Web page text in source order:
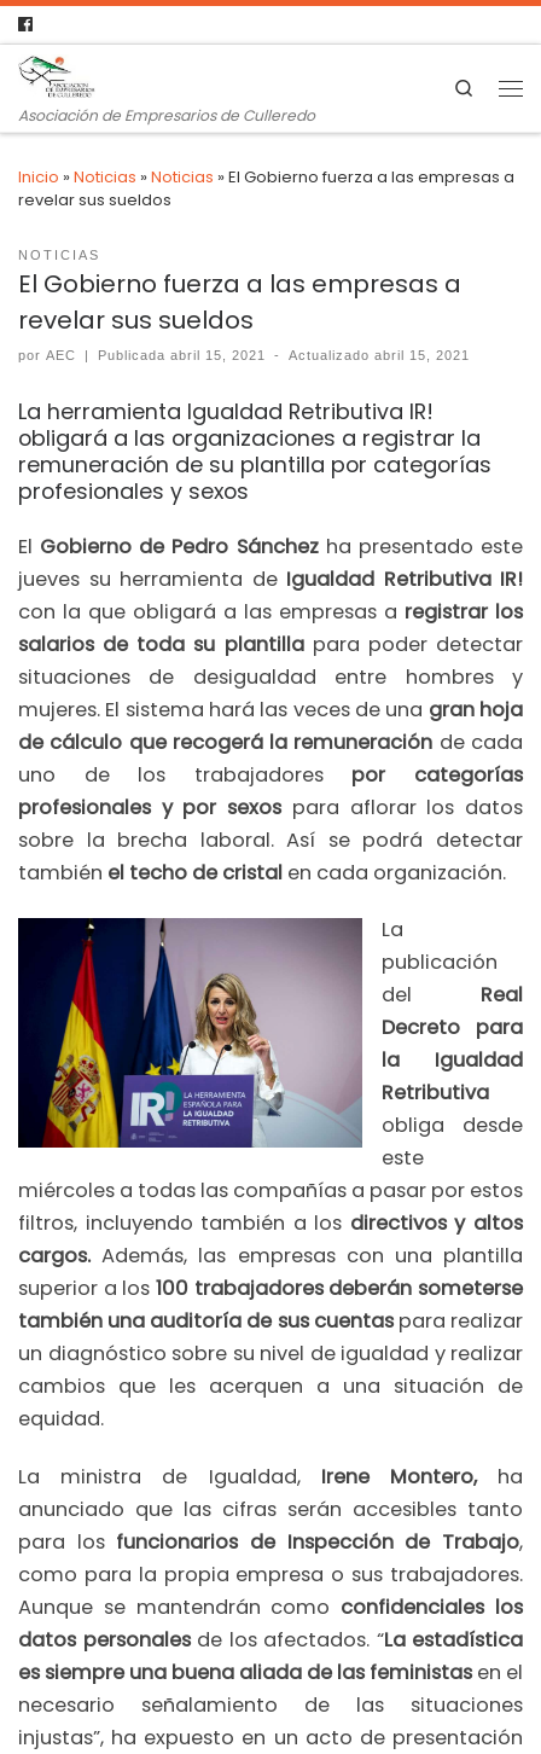
Asociación de Empresarios de Culleredo
Search
Inicio »Noticias »Noticias »El Gobierno fuerza a las empresas a
revelar sus sueldos
NOTICIAS
El Gobierno fuerza a las empresas a
revelar sus sueldos
por AEC | Publicadaabril 15, 2021 - Actualizadoabril 15, 2021
La herramienta Igualdad Retributiva IR!
obligará a las organizaciones a registrar la
remuneración de su plantilla por categorías
profesionales y sexos
El Gobierno de Pedro Sánchezha presentado este
jueves su herramienta de Igualdad Retributiva IR!
con la que obligará a las empresas a registrar los
salarios de toda su plantillapara poder detectar
situaciones de desigualdad entre hombres y
mujeres. El sistema hará las veces de una gran hoja
de cálculo que recogerá la remuneración de cada
uno de los trabajadores por categorías
profesionales y por sexos para aflorar los datos
sobre la brecha laboral. Así se podrá detectar
también el techo de cristal en cada organización.
La
publicación
del Real
Decreto para
la Igualdad
Retributiva
obliga desde
este
miércoles a todas las compañías a pasar por estos
filtros, incluyendo también a los directivos y altos
cargos. Además, las empresas con una plantilla
superior a los 100 trabajadores deberán someterse
también una auditoría de sus cuentaspara realizar
un diagnóstico sobre su nivel de igualdad y realizar
cambios que les acerquen a una situación de
equidad.
La ministra de Igualdad, Irene Montero,ha
anunciado que las cifras serán accesibles tanto
para los funcionarios de Inspección de Trabajo,
como para la propia empresa o sus trabajadores.
Aunque se mantendrán como confidenciales los
datos personalesde los afectados. “La estadística
es siempre una buena aliada de las feministas en el
necesario señalamiento de las situaciones
injustas”, ha expuesto en un acto de presentación